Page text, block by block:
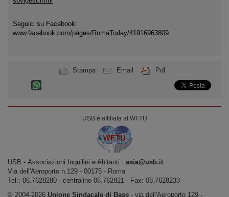
Seguici su Facebook:
www.facebook.com/pages/RomaToday/41916963809
Stampa Email Pdf
USB è affiliata al WFTU
USB ‐ Associazioni Inquilini e Abitanti : asia@usb.it
Via dell'Aeroporto n.129 ‐ 00175 ‐ Roma
Tel.: 06.7628280 - centralino 06.762821 ‐ Fax: 06.7628233
© 2004-2026 Unione Sindacale di Base ‐ via dell'Aeroporto 129 -